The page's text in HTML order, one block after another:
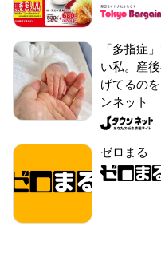
「多指症
い私。産
げてるの
ンネット
ゼロまる